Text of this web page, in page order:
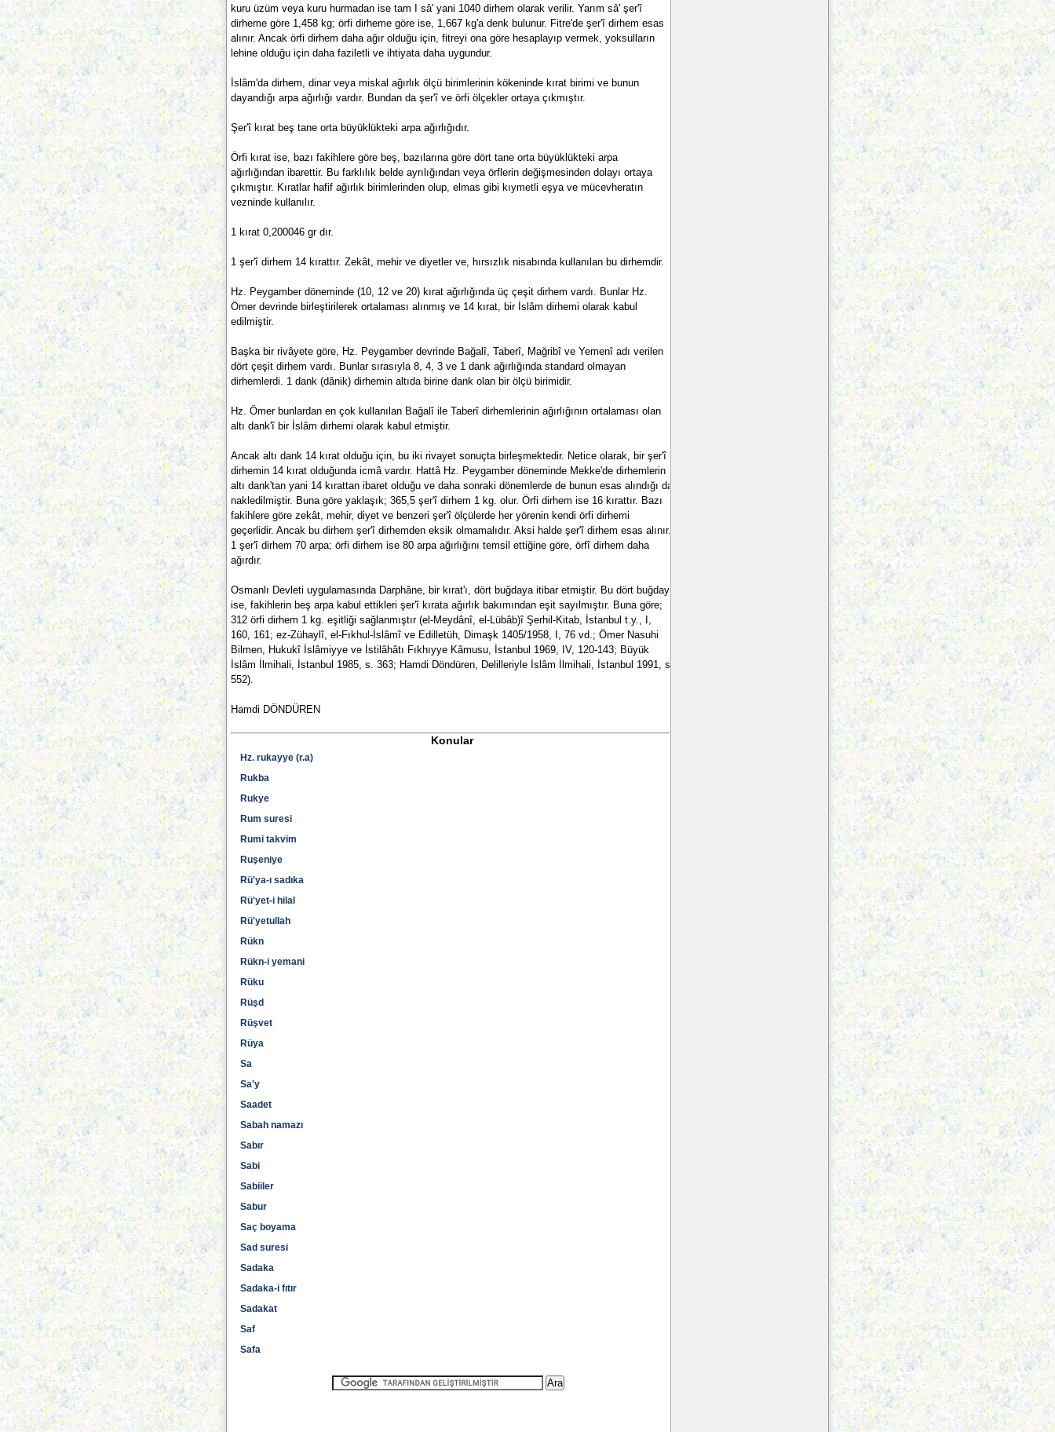
kuru üzüm veya kuru hurmadan ise tam I sâ' yani 1040 dirhem olarak verilir. Yarım sâ' şer'î
dirheme göre 1,458 kg; örfi dirheme göre ise, 1,667 kg'a denk bulunur. Fitre'de şer'î dirhem esas
alınır. Ancak örfi dirhem daha ağır olduğu için, fitreyi ona göre hesaplayıp vermek, yoksulların
lehine olduğu için daha faziletli ve ihtiyata daha uygundur.
İslâm'da dirhem, dinar veya miskal ağırlık ölçü birimlerinin kökeninde kırat birimi ve bunun
dayandığı arpa ağırlığı vardır. Bundan da şer'î ve örfi ölçekler ortaya çıkmıştır.
Şer'î kırat beş tane orta büyüklükteki arpa ağırlığıdır.
Örfi kırat ise, bazı fakihlere göre beş, bazılarına göre dört tane orta büyüklükteki arpa
ağırlığından ibarettir. Bu farklılık belde ayrılığından veya örflerin değişmesinden dolayı ortaya
çıkmıştır. Kıratlar hafif ağırlık birimlerinden olup, elmas gibi kıymetli eşya ve mücevheratın
vezninde kullanılır.
1 kırat 0,200046 gr dır.
1 şer'î dirhem 14 kırattır. Zekât, mehir ve diyetler ve, hırsızlık nisabında kullanılan bu dirhemdir.
Hz. Peygamber döneminde (10, 12 ve 20) kırat ağırlığında üç çeşit dirhem vardı. Bunlar Hz.
Ömer devrinde birleştirilerek ortalaması alınmış ve 14 kırat, bir İslâm dirhemi olarak kabul
edilmiştir.
Başka bir rivâyete göre, Hz. Peygamber devrinde Bağalî, Taberî, Mağribî ve Yemenî adı verilen
dört çeşit dirhem vardı. Bunlar sırasıyla 8, 4, 3 ve 1 dank ağırlığında standard olmayan
dirhemlerdi. 1 dank (dânik) dirhemin altıda birine dank olan bir ölçü birimidir.
Hz. Ömer bunlardan en çok kullanılan Bağalî ile Taberî dirhemlerinin ağırlığının ortalaması olan
altı dank'î bir İslâm dirhemi olarak kabul etmiştir.
Ancak altı dank 14 kırat olduğu için, bu iki rivayet sonuçta birleşmektedir. Netice olarak, bir şer'î
dirhemin 14 kırat olduğunda icmâ vardır. Hattâ Hz. Peygamber döneminde Mekke'de dirhemlerin
altı dank'tan yani 14 kırattan ibaret olduğu ve daha sonraki dönemlerde de bunun esas alındığı da
nakledilmiştir. Buna göre yaklaşık; 365,5 şer'î dirhem 1 kg. olur. Örfi dirhem ise 16 kırattır. Bazı
fakihlere göre zekât, mehir, diyet ve benzeri şer'î ölçülerde her yörenin kendi örfi dirhemi
geçerlidir. Ancak bu dirhem şer'î dirhemden eksik olmamalıdır. Aksi halde şer'î dirhem esas alınır.
1 şer'î dirhem 70 arpa; örfi dirhem ise 80 arpa ağırlığını temsil ettiğine göre, örfî dirhem daha
ağırdır.
Osmanlı Devleti uygulamasında Darphâne, bir kırat'ı, dört buğdaya itibar etmiştir. Bu dört buğday
ise, fakihlerin beş arpa kabul ettikleri şer'î kırata ağırlık bakımından eşit sayılmıştır. Buna göre;
312 örfi dirhem 1 kg. eşitliği sağlanmıştır (el-Meydânî, el-Lübâb)î Şerhil-Kitab, İstanbul t.y., I,
160, 161; ez-Zühaylî, el-Fıkhul-İslâmî ve Edilletüh, Dimaşk 1405/1958, I, 76 vd.; Ömer Nasuhi
Bilmen, Hukukî İslâmiyye ve İstilâhâtı Fıkhıyye Kâmusu, İstanbul 1969, IV, 120-143; Büyük
İslâm İlmihali, İstanbul 1985, s. 363; Hamdi Döndüren, Delilleriyle İslâm İlmihali, İstanbul 1991, s.
552).
Hamdi DÖNDÜREN
Konular
Hz. rukayye (r.a)
Rukba
Rukye
Rum suresi
Rumi takvim
Ruşeniye
Rü'ya-ı sadıka
Rü'yet-i hilal
Rü'yetullah
Rükn
Rükn-i yemani
Rüku
Rüşd
Rüşvet
Rüya
Sa
Sa'y
Saadet
Sabah namazı
Sabır
Sabi
Sabiiler
Sabur
Saç boyama
Sad suresi
Sadaka
Sadaka-i fıtır
Sadakat
Saf
Safa